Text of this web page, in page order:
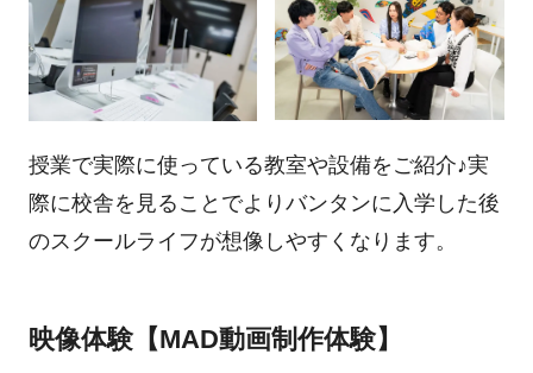
授業で実際に使っている教室や設備をご紹介♪実
際に校舎を見ることでよりバンタンに入学した後
のスクールライフが想像しやすくなります。
映像体験【MAD動画制作体験】